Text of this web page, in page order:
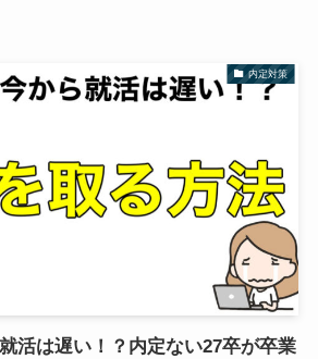
内定対策
活は遅い！？内定ない27卒が卒業